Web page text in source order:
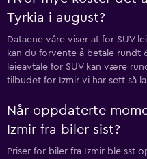
Tyrkia i august?
Dataene våre viser at for SUV
kan du forvente å betale rundt
leieavtale for SUV kan være
tilbudet for Izmir vi har sett så
Når oppdaterte
Izmir fra biler sist?
Priser for biler fra Izmir ble sst